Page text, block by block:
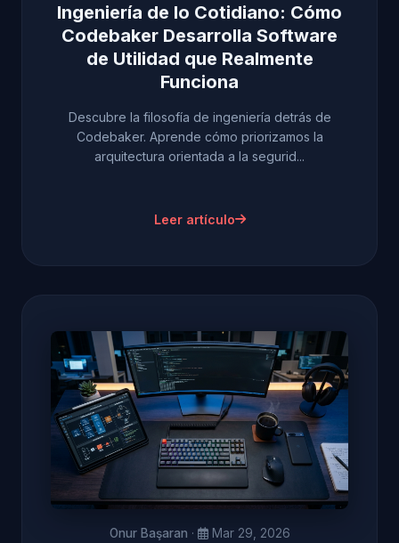
Ingeniería de lo Cotidiano: Cómo
Codebaker Desarrolla Software
de Utilidad que Realmente
Funciona
Descubre la filosofía de ingeniería detrás de
Codebaker. Aprende cómo priorizamos la
arquitectura orientada a la segurid...
Leer artículo
Onur Başaran · Mar 29, 2026